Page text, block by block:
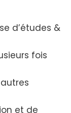
d’études &
fois
et de